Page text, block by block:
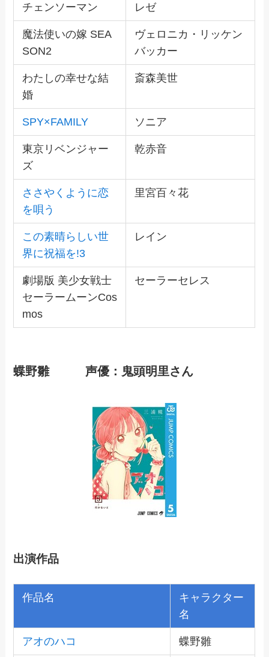
チェンソーマン レゼ
魔法使いの嫁 SEA
SON2
ヴェロニカ・リッケン
バッカー
わたしの幸せな結
婚
斎森美世
SPY×FAMILY ソニア
東京リベンジャー
ズ
乾赤音
ささやくように恋
を唄う
里宮百々花
この素晴らしい世
界に祝福を!3
レイン
劇場版 美少女戦士
セーラームーンCos
mos
セーラーセレス
蝶野雛 声優：鬼頭明里さん
出演作品
作品名
キャラクター
名
アオのハコ 蝶野雛